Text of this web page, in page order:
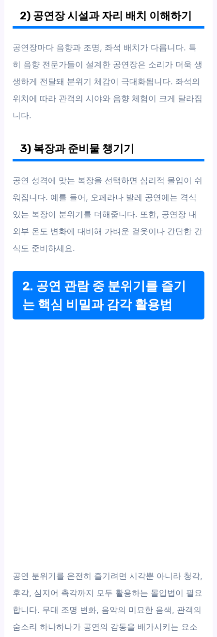
2) 공연장 시설과 자리 배치 이해하기
공연장마다 음향과 조명, 좌석 배치가 다릅니다. 특
히 음향 전문가들이 설계한 공연장은 소리가 더욱 생
생하게 전달돼 분위기 체감이 극대화됩니다. 좌석의
위치에 따라 관객의 시야와 음향 체험이 크게 달라집
니다.
3) 복장과 준비물 챙기기
공연 성격에 맞는 복장을 선택하면 심리적 몰입이 쉬
워집니다. 예를 들어, 오페라나 발레 공연에는 격식
있는 복장이 분위기를 더해줍니다. 또한, 공연장 내
외부 온도 변화에 대비해 가벼운 겉옷이나 간단한 간
식도 준비하세요.
2. 공연 관람 중 분위기를 즐기
는 핵심 비밀과 감각 활용법
공연 분위기를 온전히 즐기려면 시각뿐 아니라 청각,
후각, 심지어 촉각까지 모두 활용하는 몰입법이 필요
합니다. 무대 조명 변화, 음악의 미묘한 음색, 관객의
숨소리 하나하나가 공연의 감동을 배가시키는 요소